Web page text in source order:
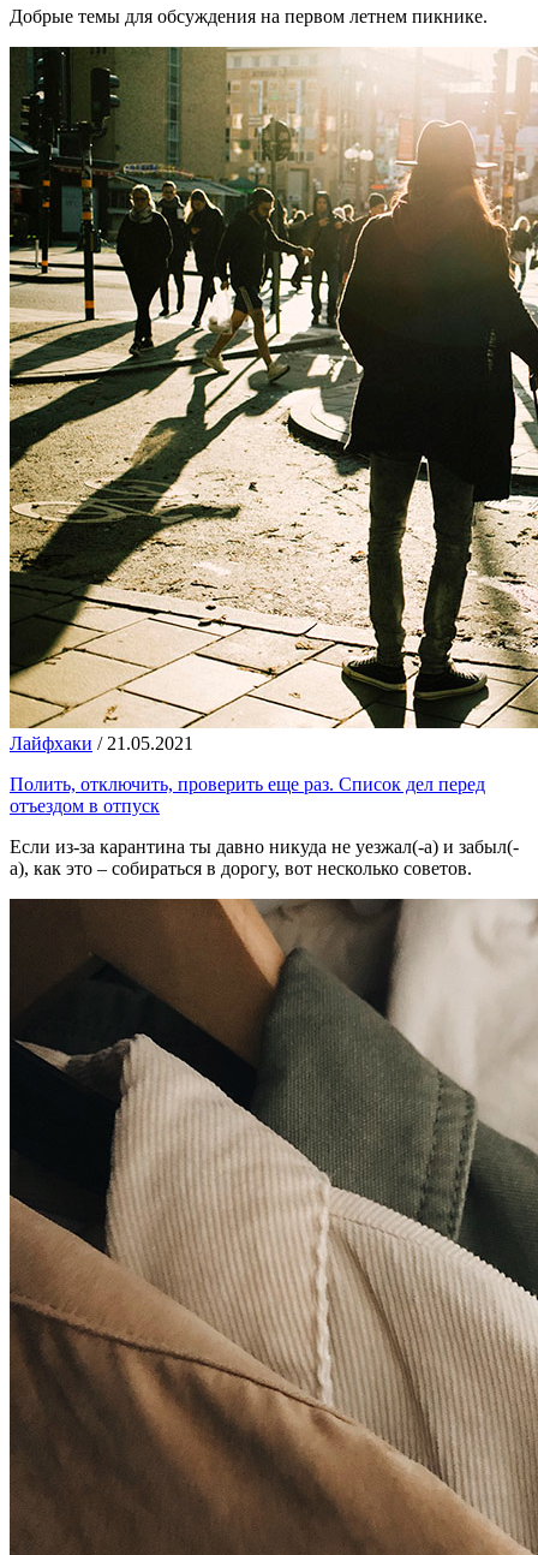
Добрые темы для обсуждения на первом летнем пикнике.
Лайфхаки / 21.05.2021
Полить, отключить, проверить еще раз. Список дел перед
отъездом в отпуск
Если из-за карантина ты давно никуда не уезжал(-а) и забыл(-
а), как это – собираться в дорогу, вот несколько советов.